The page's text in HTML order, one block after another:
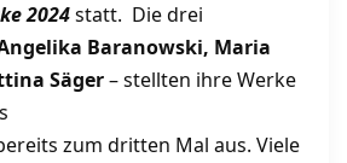
2024statt. Die drei
Baranowski, Maria
Säger– stellten ihre Werke
zum dritten Mal aus. Viele